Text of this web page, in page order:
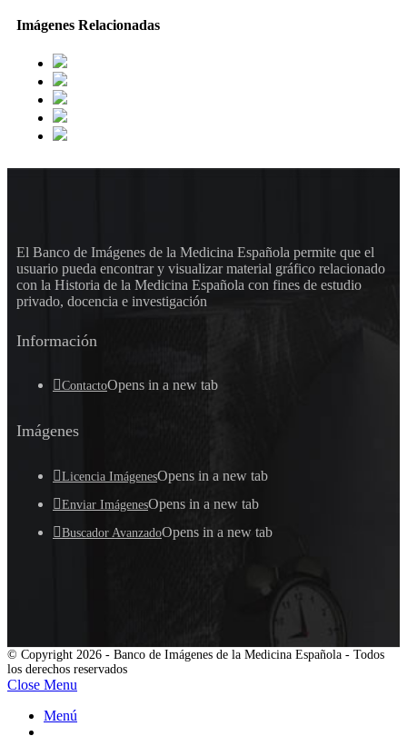
Imágenes Relacionadas
El Banco de Imágenes de la Medicina Española permite que el
usuario pueda encontrar y visualizar material gráfico relacionado
con la Historia de la Medicina Española con fines de estudio
privado, docencia e investigación
Información
ContactoOpens in a new tab
Imágenes
Licencia ImágenesOpens in a new tab
Enviar ImágenesOpens in a new tab
Buscador AvanzadoOpens in a new tab
© Copyright 2026 - Banco de Imágenes de la Medicina Española - Todos
los derechos reservados
Close Menu
Menú